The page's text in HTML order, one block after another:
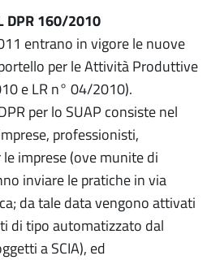
DPR 160/2010
entrano in vigore le nuove
per le Attività Produttive
e LR n° 04/2010).
per lo SUAP consiste nel
professionisti,
imprese (ove munite di
inviare le pratiche in via
da tale data vengono attivati
di tipo automatizzato dal
a SCIA), ed